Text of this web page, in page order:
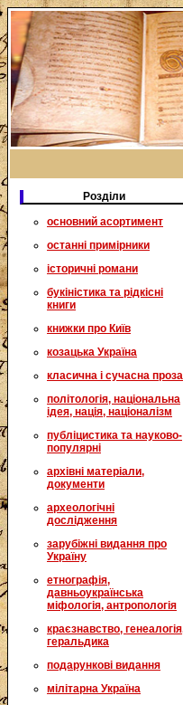
Розділи
основний асортимент
останні примірники
історичні романи
букіністика та рідкісні
книги
книжки про Київ
козацька Україна
класична і сучасна проза
політологія, національна
ідея, нація, націоналізм
публіцистика та науково-
популярні
архівні матеріали,
документи
археологічні
дослідження
зарубіжні видання про
Україну
етнографія,
давньоукраїнська
міфологія, антропологія
краєзнавство,
геральдика
подарункові видання
мілітарна Україна